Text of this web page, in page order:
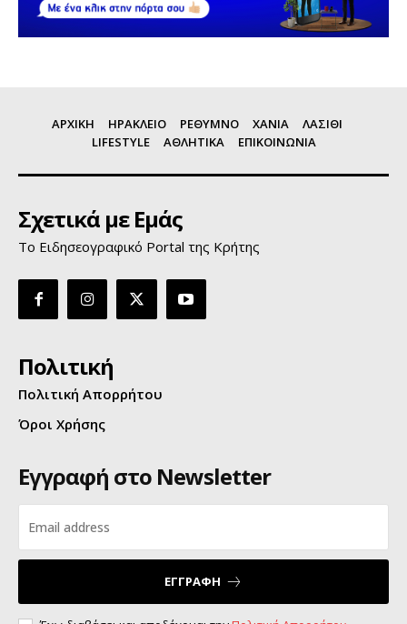
ΑΡΧΙΚΗ ΗΡΑΚΛΕΙΟ ΡΕΘΥΜΝΟ ΧΑΝΙΑ
ΛΑΣΙΘΙ
LIFESTYLE
ΑΘΛΗΤΙΚΑ ΕΠΙΚΟΙΝΩΝΙΑ
Σχετικά με Εμάς
Το Ειδησεογραφικό Portal της Κρήτης
Πολιτική
Πολιτική Απορρήτου
Όροι Χρήσης
Εγγραφή στο Newsletter
ΕΓΓΡΑΦΗ